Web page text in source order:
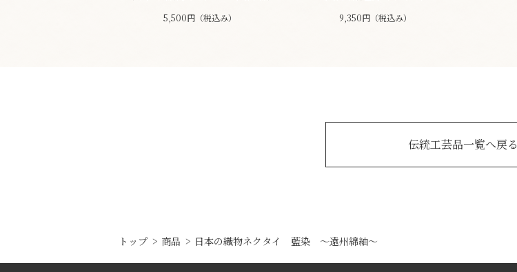
5,500円（税込み） 9,350円（税込み）
伝統工芸品一覧へ戻る
トップ 商品 日本の織物ネクタイ 藍染 ～遠州綿紬～